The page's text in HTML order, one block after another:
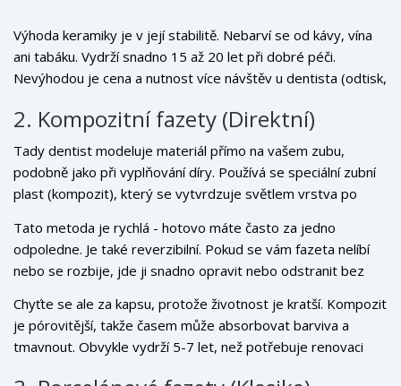
Výhoda keramiky je v její stabilitě. Nebarví se od kávy, vína
ani tabáku. Vydrží snadno 15 až 20 let při dobré péči.
Nevýhodou je cena a nutnost více návštěv u dentista (odtisk,
2. Kompozitní fazety (Direktní)
Tady dentist modeluje materiál přímo na vašem zubu,
podobně jako při vyplňování díry. Používá se speciální zubní
plast (kompozit), který se vytvrdzuje světlem vrstva po
Tato metoda je rychlá - hotovo máte často za jedno
odpoledne. Je také reverzibilní. Pokud se vám fazeta nelíbí
nebo se rozbije, jde ji snadno opravit nebo odstranit bez
Chyťte se ale za kapsu, protože životnost je kratší. Kompozit
je pórovitější, takže časem může absorbovat barviva a
tmavnout. Obvykle vydrží 5-7 let, než potřebuje renovaci